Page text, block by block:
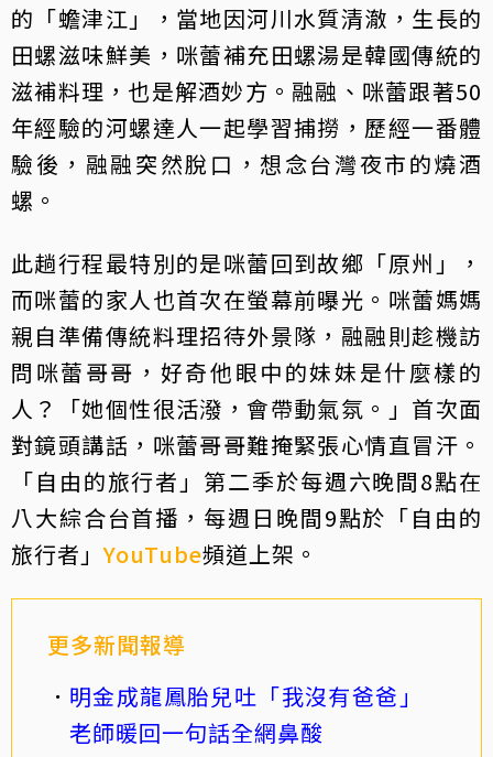
的「蟾津江」，當地因河川水質清澈，生長的
田螺滋味鮮美，咪蕾補充田螺湯是韓國傳統的
滋補料理，也是解酒妙方。融融、咪蕾跟著50
年經驗的河螺達人一起學習捕撈，歷經一番體
驗後，融融突然脫口，想念台灣夜市的燒酒
螺。
此趟行程最特別的是咪蕾回到故鄉「原州」，
而咪蕾的家人也首次在螢幕前曝光。咪蕾媽媽
親自準備傳統料理招待外景隊，融融則趁機訪
問咪蕾哥哥，好奇他眼中的妹妹是什麼樣的
人？「她個性很活潑，會帶動氣氛。」首次面
對鏡頭講話，咪蕾哥哥難掩緊張心情直冒汗。
「自由的旅行者」第二季於每週六晚間8點在
八大綜合台首播，每週日晚間9點於「自由的
旅行者」YouTube頻道上架。
更多新聞報導
明金成龍鳳胎兒吐「我沒有爸爸」
老師暖回一句話全網鼻酸